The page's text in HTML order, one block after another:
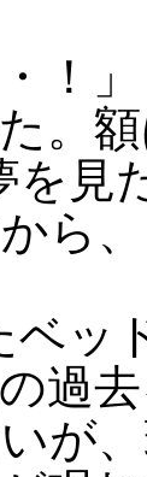
！」
。
を見
ら
ベッ
過
が